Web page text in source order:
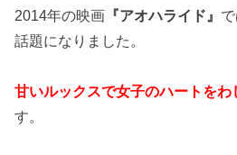
2014年の映画 『アオハライド』
話題になりました。
甘いルックスで女子のハートをわ
す。